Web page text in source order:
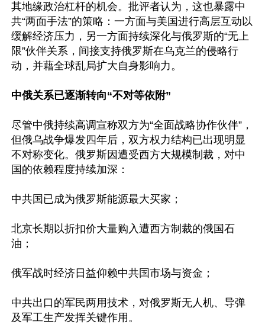
其地缘政治杠杆的机会。批评者认为，这也暴露中
共“两面手法”的策略：一方面与美国进行高层互动以
缓解经济压力，另一方面持续深化与俄罗斯的“无上
限”伙伴关系，间接支持俄罗斯在乌克兰的侵略行
动，并藉全球乱局扩大自身影响力。
中俄关系已逐渐转向“不对等依附”
尽管中俄持续高调宣称双方为“全面战略协作伙伴”，
但俄乌战争爆发四年后，双方权力结构已出现明显
不对称变化。俄罗斯因遭受西方大规模制裁，对中
国的依赖程度持续加深：
中共国已成为俄罗斯能源最大买家；
北京长期以折扣价大量购入遭西方制裁的俄国石
油；
俄军战时经济日益仰赖中共国市场与资金；
中共出口的军民两用技术，对俄罗斯无人机、导弹
及军工生产发挥关键作用。